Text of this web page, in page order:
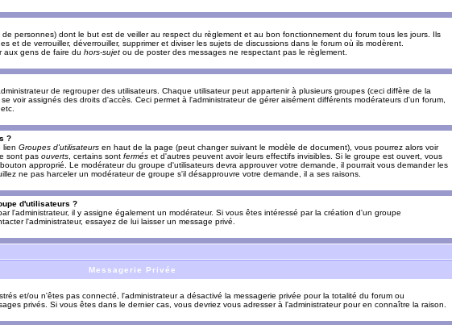
personnes) dont le but est de veiller au respect du règlement et au bon fonctionnement du forum tous les jours. Ils
et de verrouiller, déverrouiller, supprimer et diviser les sujets de discussions dans le forum où ils modèrent.
aux gens de faire du hors-sujet ou de poster des messages ne respectant pas le règlement.
de regrouper des utilisateurs. Chaque utilisateur peut appartenir à plusieurs groupes (ceci diffère de la
voir assignés des droits d'accès. Ceci permet à l'administrateur de gérer aisément différents modérateurs d'un forum,
?
lien Groupes d'utilisateurs en haut de la page (peut changer suivant le modèle de document), vous pourrez alors voir
sont pas ouverts , certains sont fermés et d'autres peuvent avoir leurs effectifs invisibles. Si le groupe est ouvert, vous
approprié. Le modérateur du groupe d'utilisateurs devra approuver votre demande, il pourrait vous demander les
ne pas harceler un modérateur de groupe s'il désapprouvre votre demande, il a ses raisons.
d'utilisateurs ?
l'administrateur, il y assigne également un modérateur. Si vous êtes intéressé par la création d'un groupe
l'administrateur, essayez de lui laisser un message privé.
Messagerie Privée
et/ou n'êtes pas connecté, l'administrateur a désactivé la messagerie privée pour la totalité du forum ou
privés. Si vous êtes dans le dernier cas, vous devriez vous adresser à l'administrateur pour en connaître la raison.